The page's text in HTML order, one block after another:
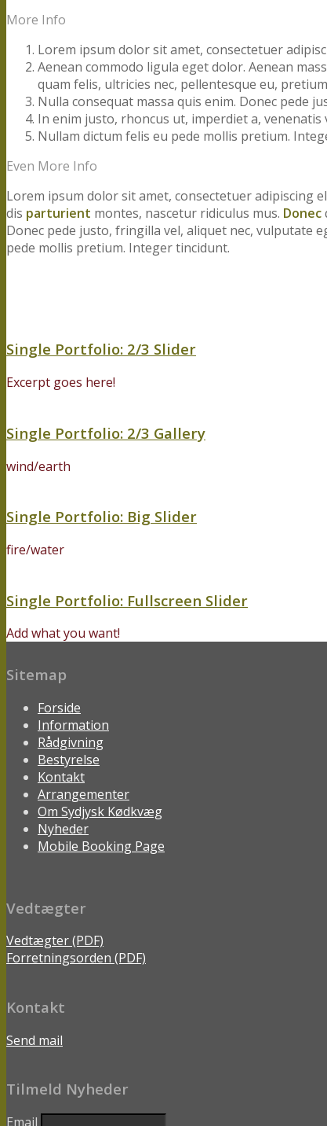
More Info
Lorem ipsum dolor sit amet, consectetuer
Aenean commodo ligula eget dolor. Aenean
quam felis, ultricies nec, pellentesque eu,
Nulla consequat massa quis enim. Donec pede
In enim justo, rhoncus ut, imperdiet a, venenatis
Nullam dictum felis eu pede mollis pretium.
Even More Info
Lorem ipsum dolor sit amet, consectetuer adipiscing
dis parturient montes, nascetur ridiculus mus. Donec
Donec pede justo, fringilla vel, aliquet nec, vulputate
pede mollis pretium. Integer tincidunt.
Single Portfolio: 2/3 Slider
Excerpt goes here!
Single Portfolio: 2/3 Gallery
wind/earth
Single Portfolio: Big Slider
fire/water
Single Portfolio: Fullscreen Slider
Add what you want!
Sitemap
Forside
Information
Rådgivning
Bestyrelse
Kontakt
Arrangementer
Om Sydjysk Kødkvæg
Nyheder
Mobile Booking Page
Vedtægter
Vedtægter (PDF)
Forretningsorden (PDF)
Kontakt
Send mail
Tilmeld Nyheder
Email